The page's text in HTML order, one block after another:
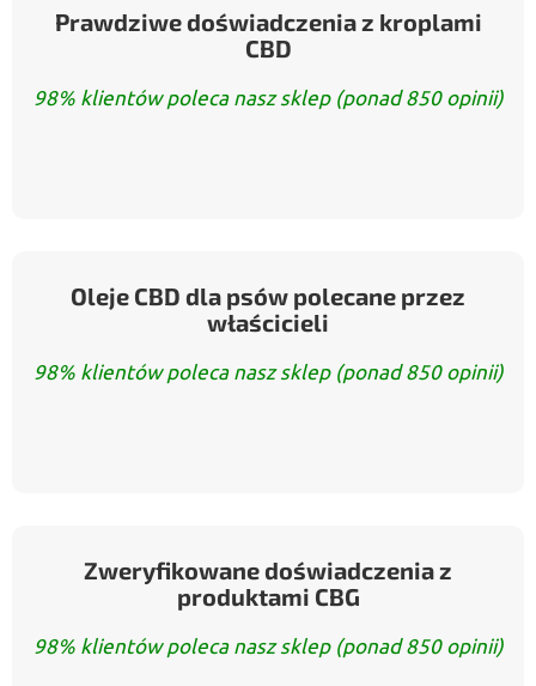
Prawdziwe doświadczenia z kroplami
CBD
98% klientów poleca nasz sklep (ponad 850 opinii)
Oleje CBD dla psów polecane przez
właścicieli
98% klientów poleca nasz sklep (ponad 850 opinii)
Zweryfikowane doświadczenia z
produktami CBG
98% klientów poleca nasz sklep (ponad 850 opinii)